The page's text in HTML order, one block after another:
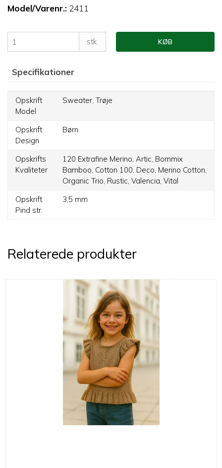
Model/Varenr.: 2411
stk. KØB
Specifikationer
Opskrift
Model
Sweater, Trøje
Opskrift
Design
Børn
Opskrifts
Kvaliteter
120 Extrafine Merino, Artic, Bommix
Bamboo, Cotton 100, Deco, Merino Cotton,
Organic Trio, Rustic, Valencia, Vital
Opskrift
Pind str.
3,5 mm
Relaterede produkter